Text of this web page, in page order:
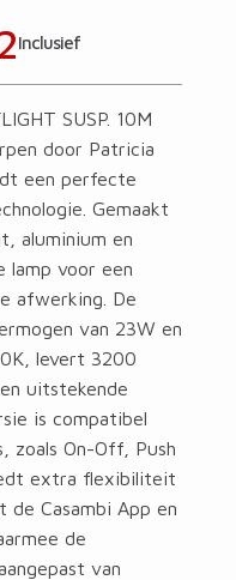
Inclusief
SUSP. 10M
door Patricia
een perfecte
Gemaakt
aluminium en
lamp voor een
afwerking. De
van 23W en
levert 3200
uitstekende
is compatibel
zoals On-Off, Push
extra flexibiliteit
Casambi App en
de
van